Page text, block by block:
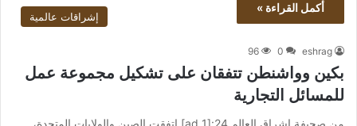
أكمل القراءة »
إشراقات عالمية
eshrag
0
96
بكين وواشنطن تتفقان على تشكيل مجموعة عمل
للمسائل التجارية
من صحيفة اشراق العالم 24:[ad_1] اتفقت الصين والولايات المتحدة،